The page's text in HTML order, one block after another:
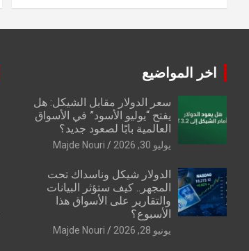
اخر المواضيع
سعر الدولار مقابل الشيكل: هل
يفتح “يوليو الأسود” في الأسواق
العالمية بابًا لصعود جديد؟
يوليو 30, 2026 Majde Nouri
الدولار شيكل وناسداك تحت
المجهر.. كيف ستؤثر البيانات
والتقارير على الأسواق هذا
الأسبوع؟
يونيو 28, 2026 Majde Nouri